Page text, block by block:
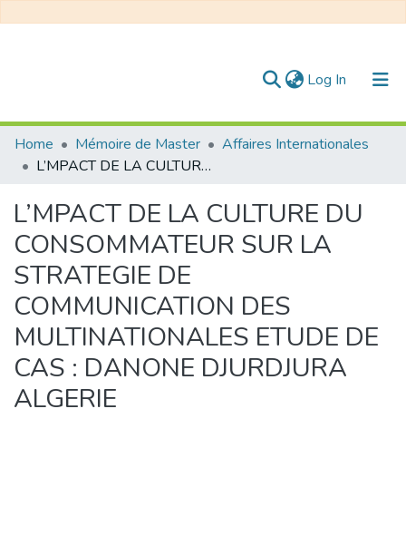
Log In (current)
Communities & Collections
All of DSpace
Statistics
Home Mémoire de Master
Affaires Internationales
L’MPACT DE LA CULTURE DU CONSOMMATEUR SUR LA STRATEGIE DE COMMUNICATION DES MULTINATIONALES ETUDE DE CAS : DANONE DJURDJURA ALGERIE
L’MPACT DE LA CULTURE DU
CONSOMMATEUR SUR LA
STRATEGIE DE
COMMUNICATION DES
MULTINATIONALES ETUDE DE
CAS : DANONE DJURDJURA
ALGERIE